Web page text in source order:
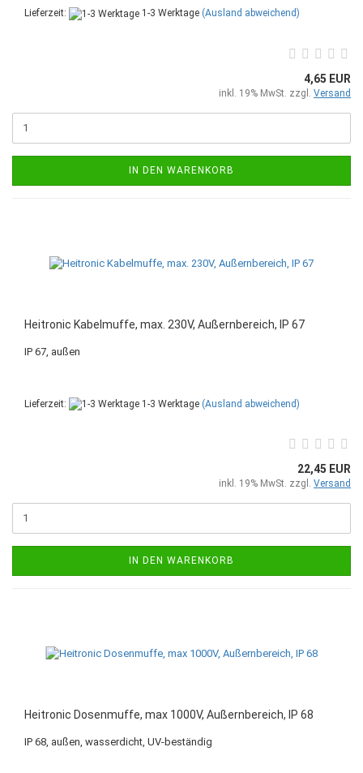
Lieferzeit: 1-3 Werktage (Ausland abweichend)
4,65 EUR
inkl. 19% MwSt. zzgl. Versand
IN DEN WARENKORB
Heitronic Kabelmuffe, max. 230V, Außernbereich, IP 67
IP 67, außen
Lieferzeit: 1-3 Werktage (Ausland abweichend)
22,45 EUR
inkl. 19% MwSt. zzgl. Versand
IN DEN WARENKORB
Heitronic Dosenmuffe, max 1000V, Außernbereich, IP 68
IP 68, außen, wasserdicht, UV-beständig